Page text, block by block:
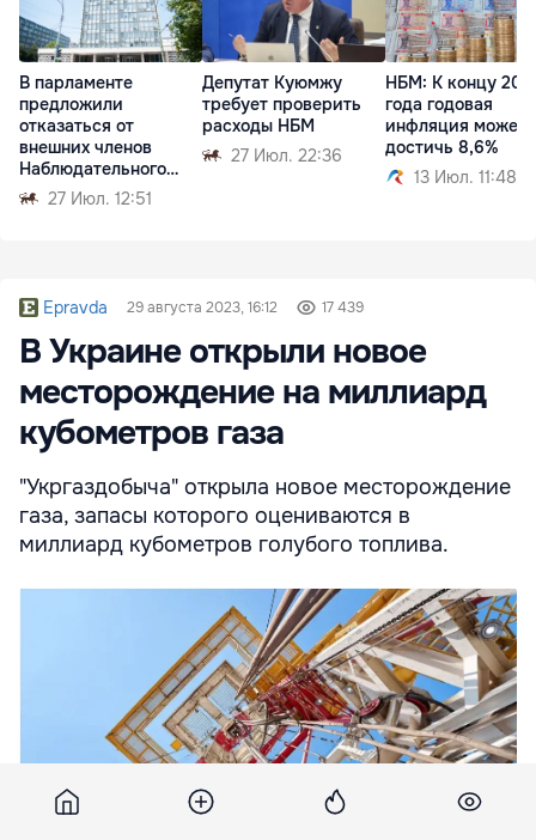
В парламенте
предложили
отказаться от
внешних членов
Наблюдательного
совета НБМ
27 Июл. 12:51
Депутат Куюмжу
требует проверить
расходы НБМ
27 Июл. 22:36
НБМ: К концу
года годовая
инфляция может
достичь 8,6%
13 Июл. 11:48
Epravda 29 августа 2023, 16:12 17 439
В Украине открыли новое
месторождение на миллиард
кубометров газа
"Укргаздобыча" открыла новое месторождение
газа, запасы которого оцениваются в
миллиард кубометров голубого топлива.